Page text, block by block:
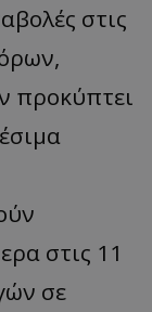
στις
προκύπτει
στις 11
σε